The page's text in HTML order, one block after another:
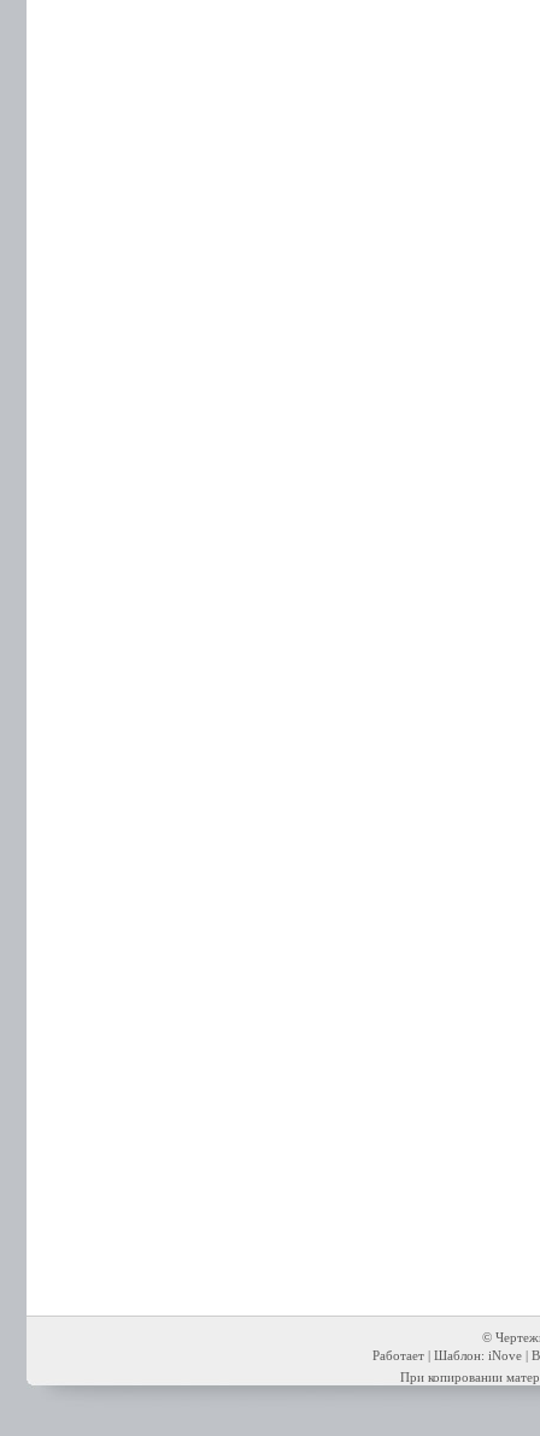
©
Работает | Шаблон: iNove |
При копировании